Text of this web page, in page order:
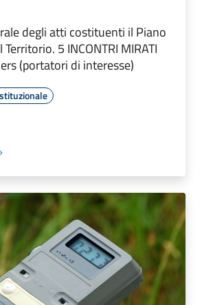
degli atti costituenti il Piano
5 INCONTRI MIRATI
(portatori di interesse)